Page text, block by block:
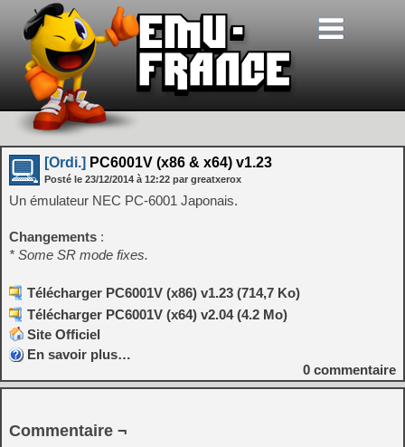
[Ordi.] PC6001V (x86 & x64) v1.23
Posté le 23/12/2014 à 12:22 par greatxerox
Un émulateur NEC PC-6001 Japonais.
Changements :
* Some SR mode fixes.
Télécharger PC6001V (x86) v1.23 (714,7 Ko)
Télécharger PC6001V (x64) v2.04 (4.2 Mo)
Site Officiel
En savoir plus…
0 commentaire
Commentaire ¬